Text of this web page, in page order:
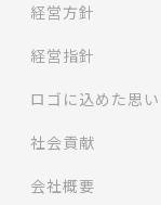
経営方針
経営指針
ロゴに込めた思い
社会貢献
会社概要